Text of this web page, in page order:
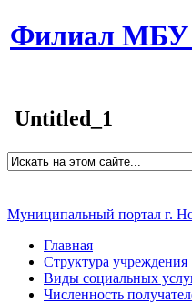
Филиал МБУ
Untitled_1
Муниципальный портал г.
Главная
Структура учреждения
Виды социальных
Численность